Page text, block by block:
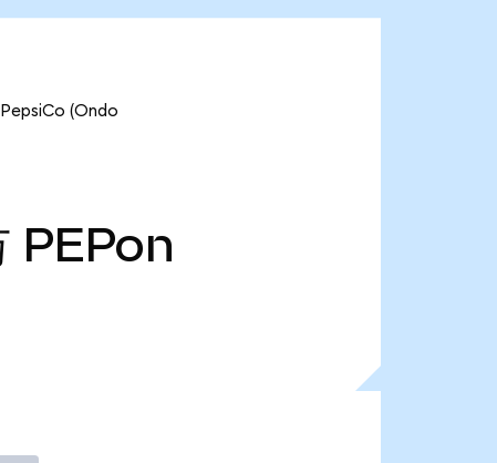
(Ondo
PEPon